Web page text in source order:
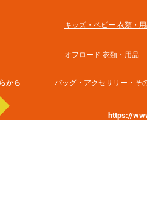
から
キッズ・ベビー 衣類・
オフロード 衣類・用品
バッグ・アクセサリー・そ
https://